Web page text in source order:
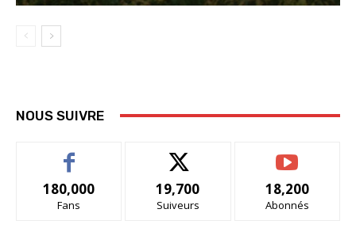
NOUS SUIVRE
180,000
Fans
19,700
Suiveurs
18,200
Abonnés